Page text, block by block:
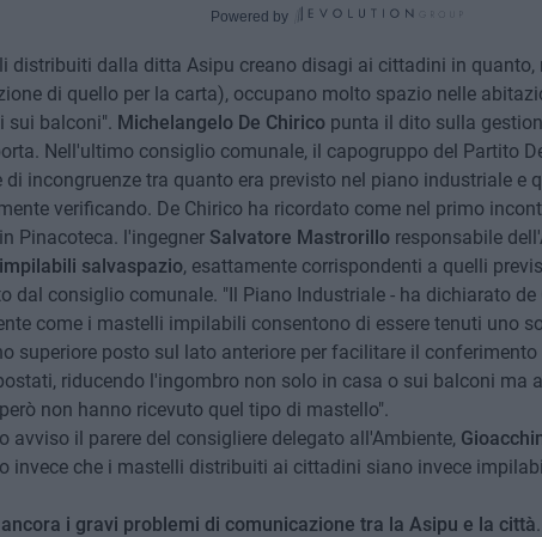
Powered by
distribuiti dalla ditta Asipu creano disagi ai cittadini in quanto,
di quello per la carta), occupano molto spazio nelle
sui balconi". Michelangelo De Chirico punta il dito sulla
Nell'ultimo consiglio comunale, il capogruppo del Partito
di incongruenze tra quanto era previsto nel piano industriale e
verificando. De Chirico ha ricordato come nel primo
Pinacoteca. l'ingegner Salvatore Mastrorilloresponsabile
salvaspazio, esattamente corrispondenti a quelli
dal consiglio comunale. "Il Piano Industriale - ha dichiarato de
come i mastelli impilabili consentono di essere tenuti uno
superiore posto sul lato anteriore per facilitare il
riducendo l'ingombro non solo in casa o sui balconi ma
non hanno ricevuto quel tipo di mastello".
avviso il parere del consigliere delegato all'Ambiente,
invece che i mastelli distribuiti ai cittadini siano invece
i gravi problemi di comunicazione tra la Asipu e la città